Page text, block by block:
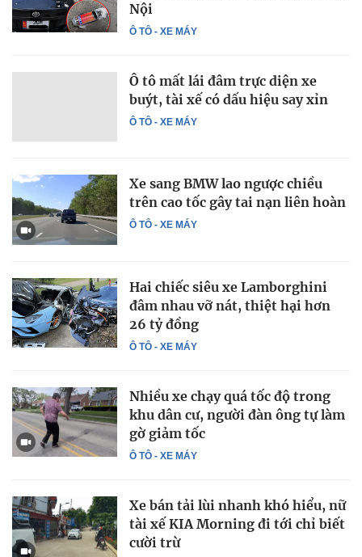
Ô TÔ - XE MÁY
Nội
Ô TÔ - XE MÁY
Ô tô mất lái đâm trực diện xe
buýt, tài xế có dấu hiệu say xỉn
Ô TÔ - XE MÁY
Xe sang BMW lao ngược chiều
trên cao tốc gây tai nạn liên hoàn
Ô TÔ - XE MÁY
Hai chiếc siêu xe Lamborghini
đâm nhau vỡ nát, thiệt hại hơn
26 tỷ đồng
Ô TÔ - XE MÁY
Nhiều xe chạy quá tốc độ trong
khu dân cư, người đàn ông tự làm
gờ giảm tốc
Xe bán tải lùi nhanh khó hiểu, nữ
tài xế KIA Morning đi tới chỉ biết
cười trừ